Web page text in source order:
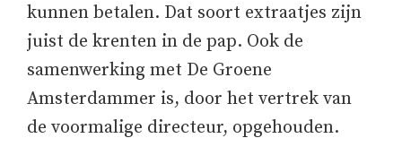
kunnen betalen. Dat soort extraatjes zijn
juist de krenten in de pap. Ook de
samenwerking met De Groene
Amsterdammer is, door het vertrek van
de voormalige directeur, opgehouden.